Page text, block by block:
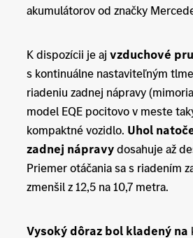
akumulátorov od značky
K dispozícii je aj vzduchové
s kontinuálne nastaviteľným
riadeniu zadnej nápravy
model EQE pocitovo v meste
kompaktné vozidlo. Uhol
zadnej nápravydosahuje až
Priemer otáčania sa s riadením
zmenšil z 12,5 na 10,7 metra.
Vysoký dôraz bol kladený na